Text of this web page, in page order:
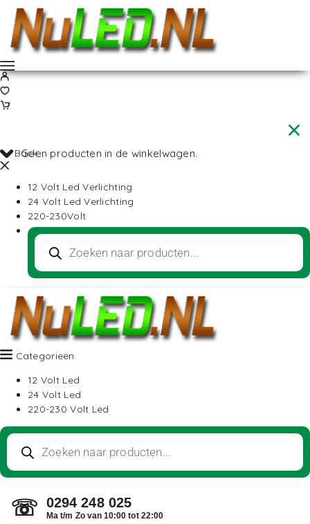
Geen producten in de winkelwagen.
Back
12 Volt Led Verlichting
24 Volt Led Verlichting
220-230Volt
Categorieën
12 Volt Led
24 Volt Led
220-230 Volt Led
☏ 0294 248 025
Ma t/m Zo van 10:00 tot 22:00